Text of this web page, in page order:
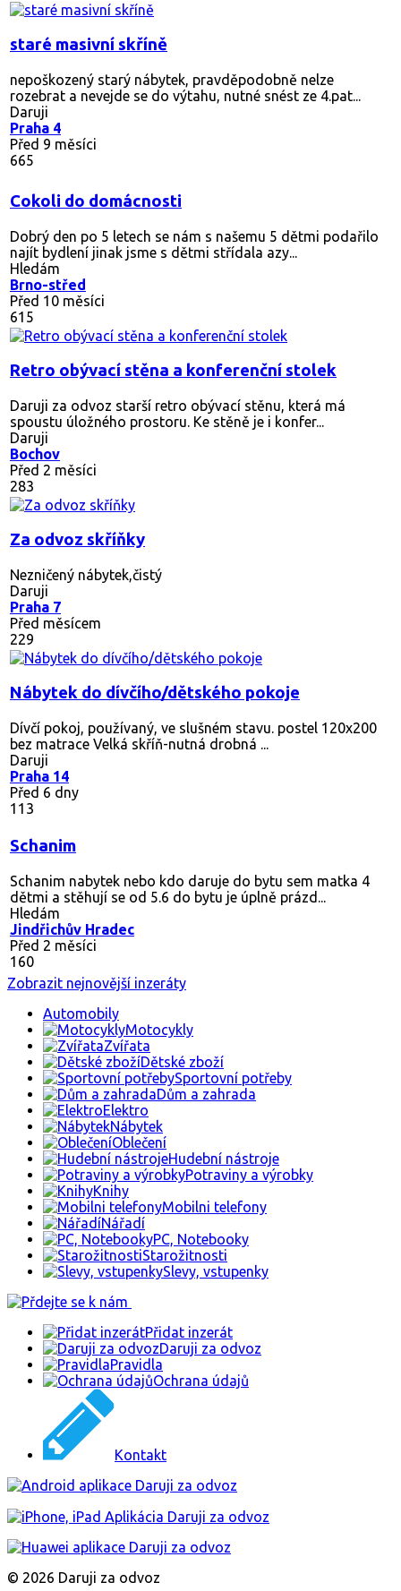
staré masivní skříně
nepoškozený starý nábytek, pravděpodobně nelze
rozebrat a nevejde se do výtahu, nutné snést ze 4.pat...
Daruji
Praha 4
Před 9 měsíci
665
Cokoli do domácnosti
Dobrý den po 5 letech se nám s našemu 5 dětmi podařilo
najít bydlení jinak jsme s dětmi střídala azy...
Hledám
Brno-střed
Před 10 měsíci
615
Retro obývací stěna a konferenční stolek
Daruji za odvoz starší retro obývací stěnu, která má
spoustu úložného prostoru. Ke stěně je i konfer...
Daruji
Bochov
Před 2 měsíci
283
Za odvoz skříňky
Nezničený nábytek,čistý
Daruji
Praha 7
Před měsícem
229
Nábytek do dívčího/dětského pokoje
Dívčí pokoj, používaný, ve slušném stavu. postel 120x200
bez matrace Velká skříň-nutná drobná ...
Daruji
Praha 14
Před 6 dny
113
Schanim
Schanim nabytek nebo kdo daruje do bytu sem matka 4
dětmi a stěhují se od 5.6 do bytu je úplně prázd...
Hledám
Jindřichův Hradec
Před 2 měsíci
160
Zobrazit nejnovější inzeráty
Automobily
Motocykly
Zvířata
Dětské zboží
Sportovní potřeby
Dům a zahrada
Elektro
Nábytek
Oblečení
Hudební nástroje
Potraviny a výrobky
Knihy
Mobilni telefony
Nářadí
PC, Notebooky
Starožitnosti
Slevy, vstupenky
Přidat inzerát
Daruji za odvoz
Pravidla
Ochrana údajů
Kontakt
© 2026 Daruji za odvoz